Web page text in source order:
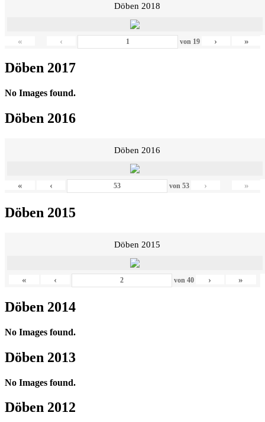
Döben 2018
« ‹ von 19 › »
Döben 2017
No Images found.
Döben 2016
Döben 2016
« ‹ von53 › »
Döben 2015
Döben 2015
« ‹ von 40 › »
Döben 2014
No Images found.
Döben 2013
No Images found.
Döben 2012